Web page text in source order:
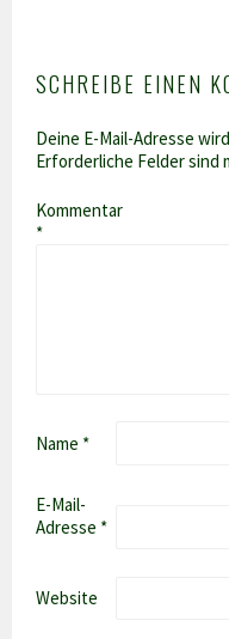
SCHREIBE EINEN
Deine E-Mail-Adresse
Erforderliche Felder sind
Kommentar
*
Name *
E-Mail-
Adresse *
Website